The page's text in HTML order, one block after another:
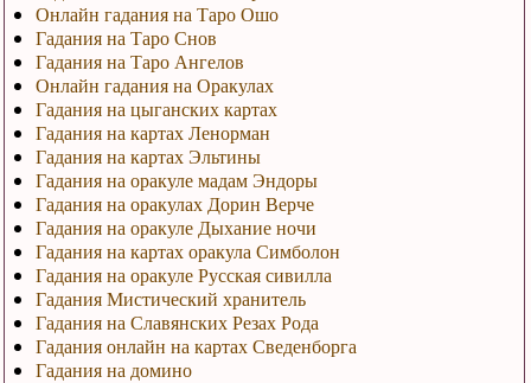
Онлайн гадания на Таро Ошо
Гадания на Таро Снов
Гадания на Таро Ангелов
Онлайн гадания на Оракулах
Гадания на цыганских картах
Гадания на картах Ленорман
Гадания на картах Эльтины
Гадания на оракуле мадам Эндоры
Гадания на оракулах Дорин Верче
Гадания на оракуле Дыхание ночи
Гадания на картах оракула Симболон
Гадания на оракуле Русская сивилла
Гадания Мистический хранитель
Гадания на Славянских Резах Рода
Гадания онлайн на картах Сведенборга
Гадания на домино